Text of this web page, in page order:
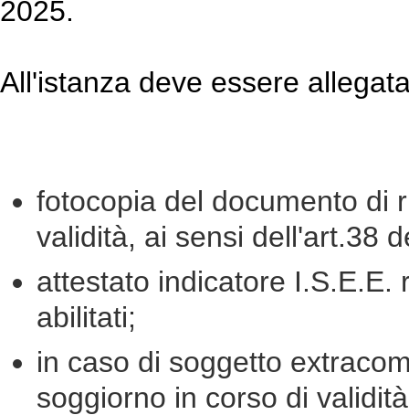
2025.
All'istanza deve essere
fotocopia del documento di
validità, ai sensi dell'art.38
attestato indicatore I.S.E.E.
abilitati;
in caso di soggetto
soggiorno in corso di